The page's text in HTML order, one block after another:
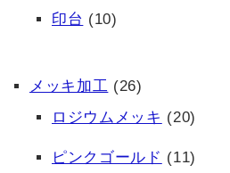
印台 (10)
メッキ加工 (26)
ロジウムメッキ (20)
ピンクゴールド (11)